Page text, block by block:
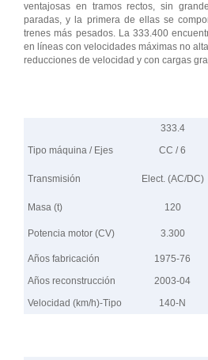
ventajosas en tramos rectos, sin
paradas, y la primera de ellas se
trenes más pesados. La 333.400
en líneas con velocidades máximas no
reducciones de velocidad y con cargas
333.4
Tipo máquina / Ejes
CC / 6
Transmisión Elect. (AC/DC)
Masa (t)
120
Potencia motor (CV) 3.300
Años fabricación 1975-76
Años reconstrucción
2003-04
Velocidad (km/h)-Tipo
140-N